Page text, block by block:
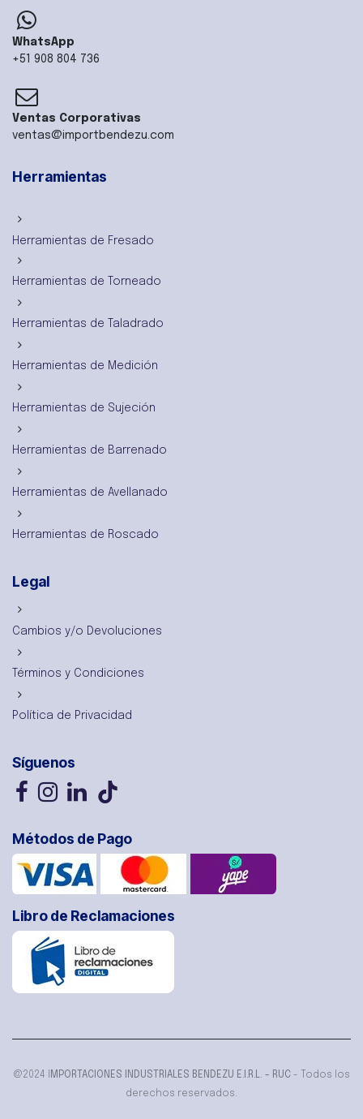
WhatsApp
+51 908 804 736
Ventas Corporativas
ventas@importbendezu.com
Herramientas
Herramientas de Fresado
Herramientas de Torneado
Herramientas de Taladrado
Herramientas de Medición
Herramientas de Sujeción
Herramientas de Barrenado
Herramientas de Avellanado
Herramientas de Roscado
Legal
Cambios y/o Devoluciones
Términos y Condiciones
Política de Privacidad
Síguenos
Métodos de Pago
Libro de Reclamaciones
@2024 I MPORTACIONES INDUSTRIALES BENDEZU E.I.R.L. - RUC - Todos los
derechos reservados.